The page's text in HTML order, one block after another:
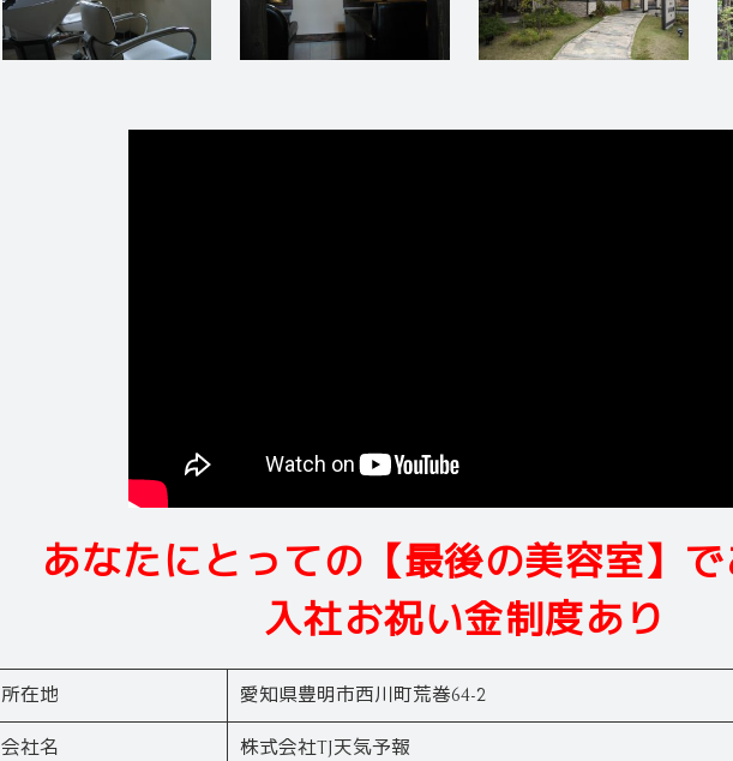
あなたにとっての【最後の美容室】
入社お祝い金制度あり
所在地 愛知県豊明市西川町荒巻64-2
会社名 株式会社TJ天気予報